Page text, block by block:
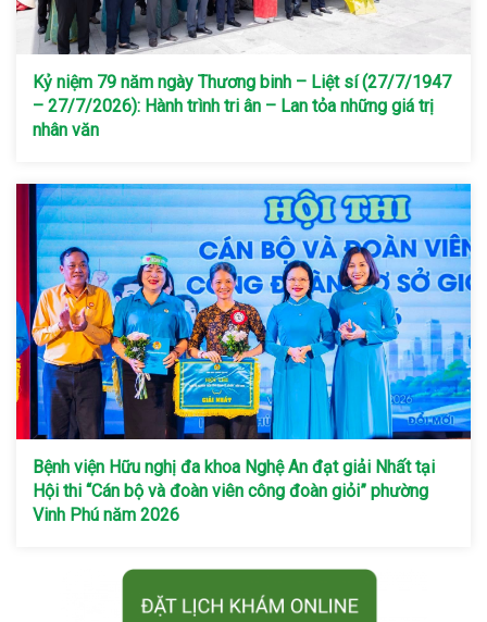
Kỷ niệm 79 năm ngày Thương binh – Liệt sí (27/7/1947
– 27/7/2026): Hành trình tri ân – Lan tỏa những giá trị
nhân văn
Bệnh viện Hữu nghị đa khoa Nghệ An đạt giải Nhất tại
Hội thi “Cán bộ và đoàn viên công đoàn giỏi” phường
Vinh Phú năm 2026